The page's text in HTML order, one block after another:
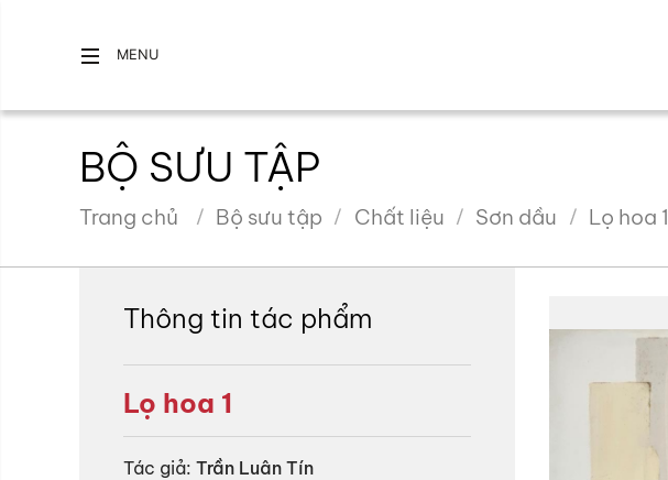
MENU
BỘ SƯU TẬP
Trang chủ Bộ sưu tập Chất liệu Sơn dầu Lọ hoa 1
Thông tin tác phẩm
Lọ hoa 1
Tác giả: Trần Luân Tín